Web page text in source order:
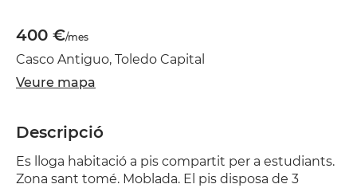
400 €/mes
Casco Antiguo, Toledo Capital
Veure mapa
Descripció
Es lloga habitació a pis compartit per a estudiants.
Zona sant tomé. Moblada. El pis disposa de 3